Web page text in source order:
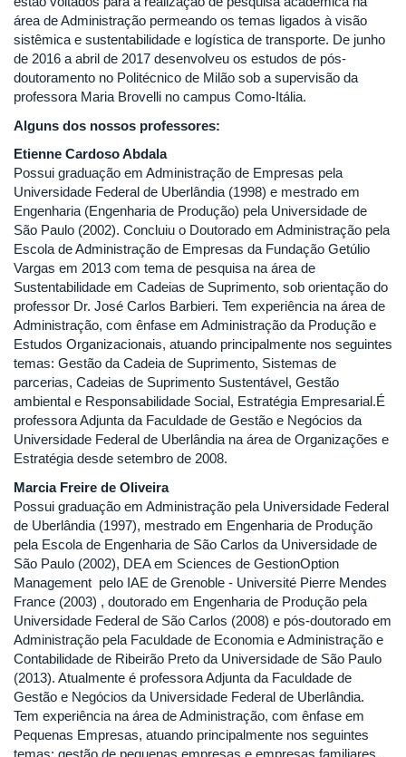
área de Administração permeando os temas ligados à visão
sistêmica e sustentabilidade e logística de transporte. De junho
de 2016 a abril de 2017 desenvolveu os estudos de pós-
doutoramento no Politécnico de Milão sob a supervisão da
professora Maria Brovelli no campus Como-Itália.
Alguns dos nossos professores:
Etienne Cardoso Abdala
Possui graduação em Administração de Empresas pela
Universidade Federal de Uberlândia (1998) e mestrado em
Engenharia (Engenharia de Produção) pela Universidade de
São Paulo (2002). Concluiu o Doutorado em Administração pela
Escola de Administração de Empresas da Fundação Getúlio
Vargas em 2013 com tema de pesquisa na área de
Sustentabilidade em Cadeias de Suprimento, sob orientação do
professor Dr. José Carlos Barbieri. Tem experiência na área de
Administração, com ênfase em Administração da Produção e
Estudos Organizacionais, atuando principalmente nos seguintes
temas: Gestão da Cadeia de Suprimento, Sistemas de
parcerias, Cadeias de Suprimento Sustentável, Gestão
ambiental e Responsabilidade Social, Estratégia Empresarial.É
professora Adjunta da Faculdade de Gestão e Negócios da
Universidade Federal de Uberlândia na área de Organizações e
Estratégia desde setembro de 2008.
Marcia Freire de Oliveira
Possui graduação em Administração pela Universidade Federal
de Uberlândia (1997), mestrado em Engenharia de Produção
pela Escola de Engenharia de São Carlos da Universidade de
São Paulo (2002), DEA em Sciences de GestionOption
Management pelo IAE de Grenoble - Université Pierre Mendes
France (2003) , doutorado em Engenharia de Produção pela
Universidade Federal de São Carlos (2008) e pós-doutorado em
Administração pela Faculdade de Economia e Administração e
Contabilidade de Ribeirão Preto da Universidade de São Paulo
(2013). Atualmente é professora Adjunta da Faculdade de
Gestão e Negócios da Universidade Federal de Uberlândia.
Tem experiência na área de Administração, com ênfase em
Pequenas Empresas, atuando principalmente nos seguintes
temas: gestão de pequenas empresas e empresas familiares,